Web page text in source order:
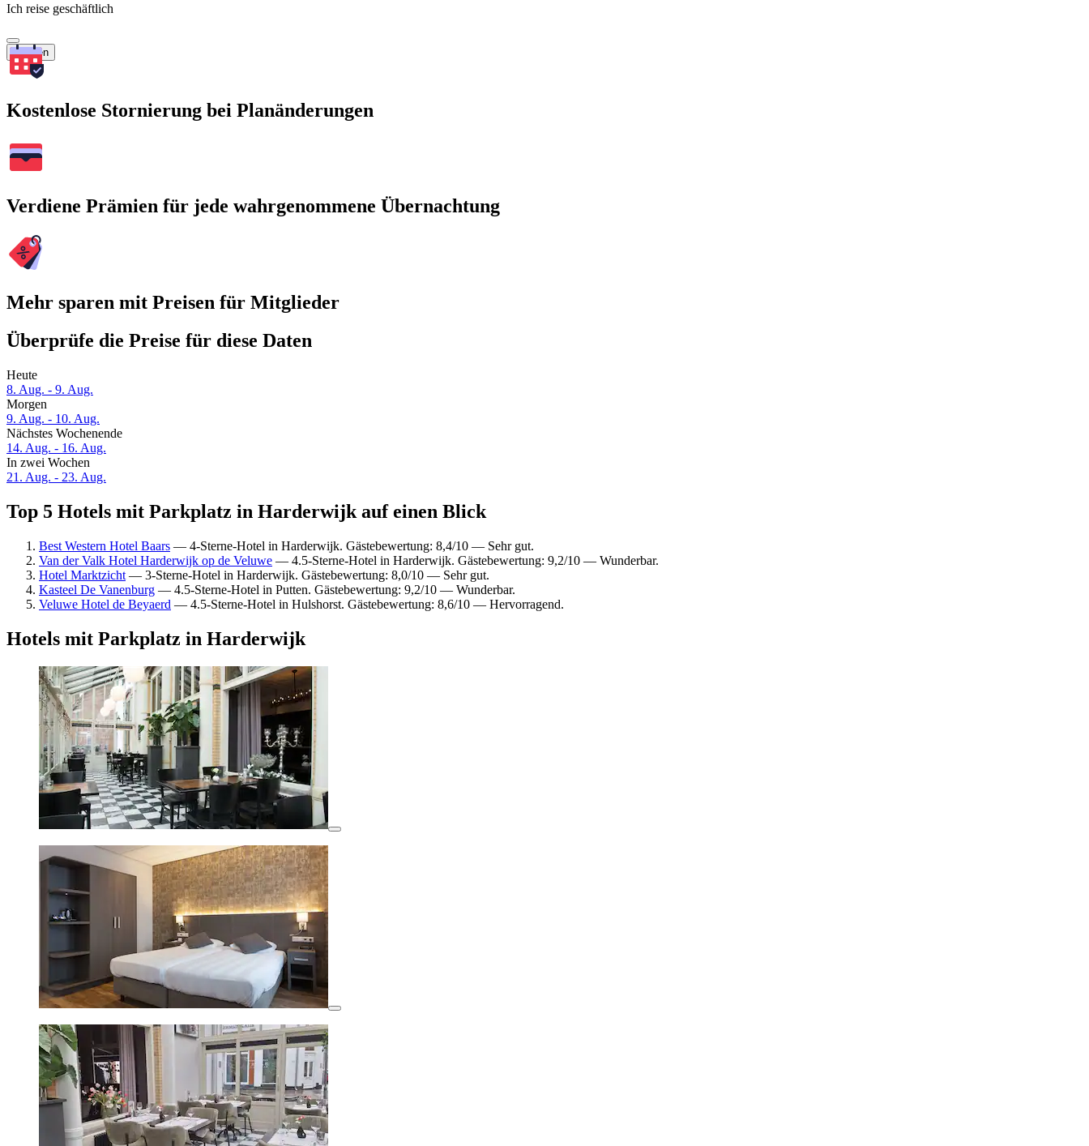
Ich reise geschäftlich
Suchen
Kostenlose Stornierung bei Planänderungen
Verdiene Prämien für jede wahrgenommene Übernachtung
Mehr sparen mit Preisen für Mitglieder
Überprüfe die Preise für diese Daten
Heute
8. Aug. - 9. Aug.
Morgen
9. Aug. - 10. Aug.
Nächstes Wochenende
14. Aug. - 16. Aug.
In zwei Wochen
21. Aug. - 23. Aug.
Top 5 Hotels mit Parkplatz in Harderwijk auf einen Blick
Best Western Hotel Baars — 4-Sterne-Hotel in Harderwijk. Gästebewertung: 8,4/10 — Sehr gut.
Van der Valk Hotel Harderwijk op de Veluwe — 4.5-Sterne-Hotel in Harderwijk. Gästebewertung: 9,2/10 — Wunderbar.
Hotel Marktzicht — 3-Sterne-Hotel in Harderwijk. Gästebewertung: 8,0/10 — Sehr gut.
Kasteel De Vanenburg — 4.5-Sterne-Hotel in Putten. Gästebewertung: 9,2/10 — Wunderbar.
Veluwe Hotel de Beyaerd — 4.5-Sterne-Hotel in Hulshorst. Gästebewertung: 8,6/10 — Hervorragend.
Hotels mit Parkplatz in Harderwijk